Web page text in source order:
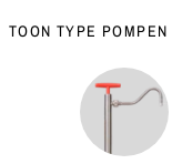
TOON TYPE POMPEN